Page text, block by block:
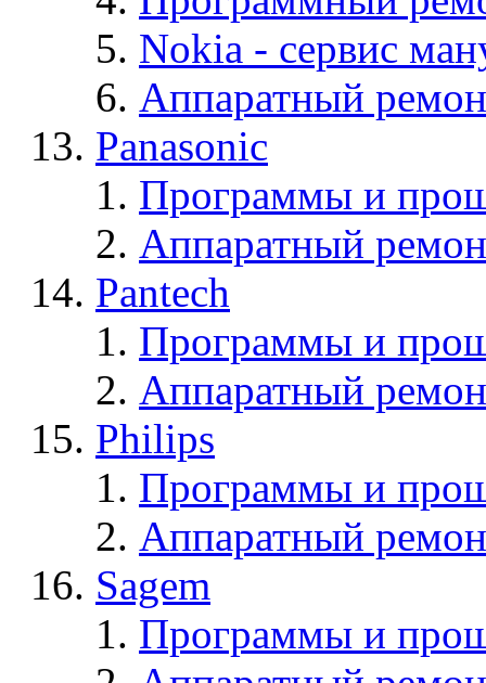
Nokia - cервис
Аппаратный
Panasonic
Программы и
Аппаратный
Pantech
Программы и
Аппаратный
Philips
Программы и
Аппаратный
Sagem
Программы и